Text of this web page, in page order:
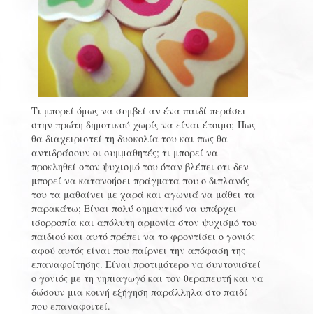
Τι μπορεί όμως να συμβεί αν ένα παιδί περάσει
στην πρώτη δημοτικού χωρίς να είναι έτοιμο; Πως
θα διαχειριστεί τη δυσκολία του και πως θα
αντιδράσουν οι συμμαθητές; τι μπορεί να
προκληθεί στον ψυχισμό του όταν βλέπει οτι δεν
μπορεί να κατανοήσει πράγματα που ο διπλανός
του τα μαθαίνει με χαρά και αγωνιά να μάθει τα
παρακάτω; Είναι πολύ σημαντικό να υπάρχει
ισορροπία και απόλυτη αρμονία στον ψυχισμό του
παιδιού και αυτό πρέπει να το φροντίσει ο γονιός
αφού αυτός είναι που παίρνει την απόφαση της
επαναφοίτησης. Είναι προτιμότερο να συντονιστεί
ο γονιός με τη νηπιαγωγό και τον θεραπευτή και να
δώσουν μια κοινή εξήγηση παράλληλα στο παιδί
που επαναφοιτεί.